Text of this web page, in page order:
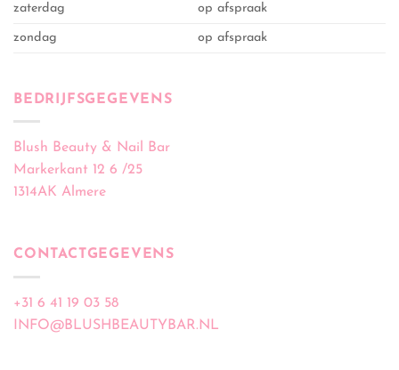
zaterdag op afspraak
zondag op afspraak
BEDRIJFSGEGEVENS
Blush Beauty & Nail Bar
Markerkant 12 6 /25
1314AK Almere
CONTACTGEGEVENS
+31 6 41 19 03 58
INFO@BLUSHBEAUTYBAR.NL